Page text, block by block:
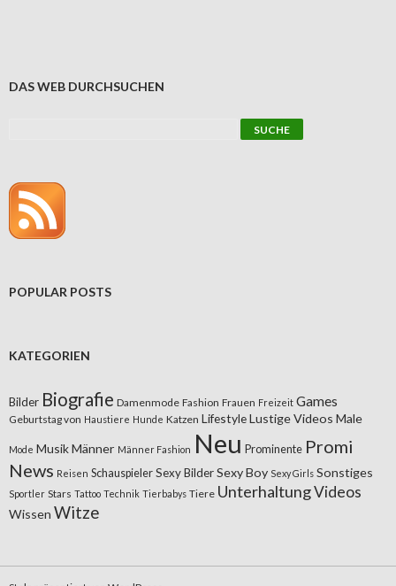
DAS WEB DURCHSUCHEN
POPULAR POSTS
KATEGORIEN
Bilder Biografie Damenmode Fashion Frauen Freizeit Games
Geburtstag von Haustiere Hunde Katzen LifestyleLustige Videos Male
Mode MusikMänner Männer Fashion Neu Prominente Promi
News Reisen Schauspieler Sexy BilderSexy Boy Sexy Girls Sonstiges
Sportler Stars Tattoo Technik Tierbabys Tiere UnterhaltungVideos
Wissen Witze